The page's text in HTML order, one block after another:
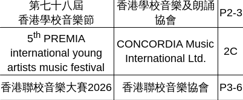
第七十八屆
香港學校音樂節
香港學校音樂及朗誦
協會
P2-3
5thPREMIA
international young
artists music festival
CONCORDIA Music
International Ltd.
2C
香港聯校音樂大賽2026 香港聯校音樂協會 P3-6